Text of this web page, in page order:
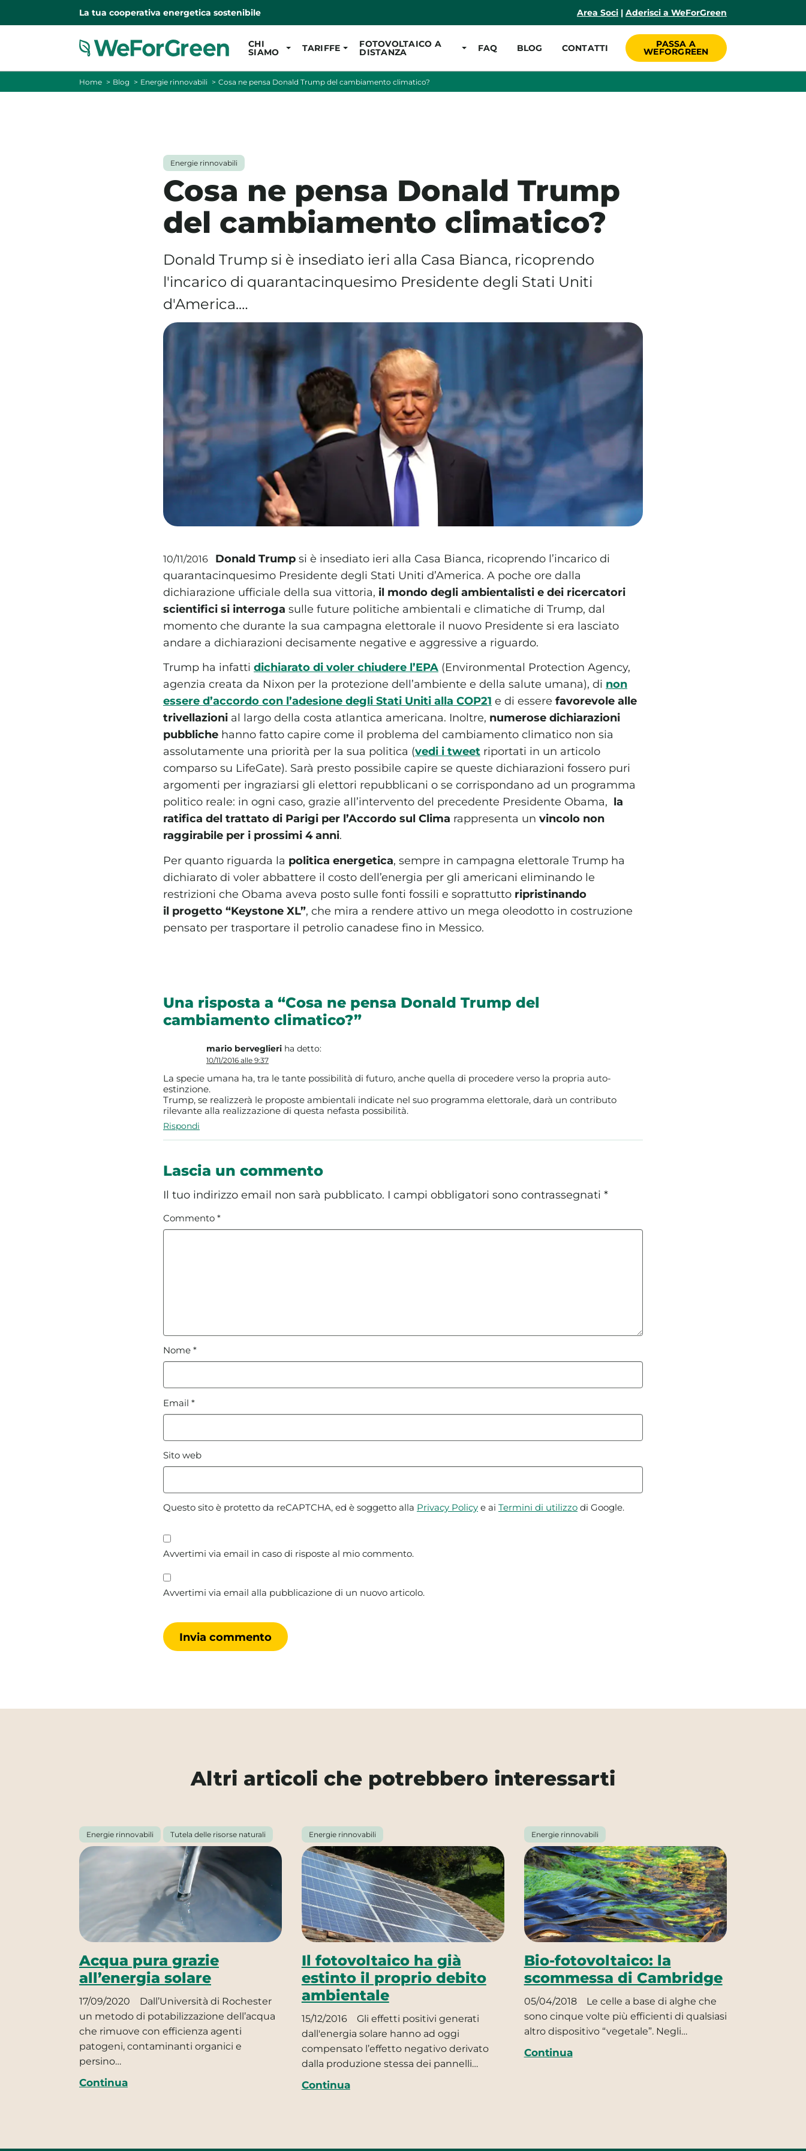
La tua cooperativa energetica sostenibile Area Soci | Aderisci a WeForGreen
CHI
SIAMO TARIFFE FOTOVOLTAICO A
DISTANZA FAQ BLOG CONTATTI
PASSA A
WEFORGREEN
Home Blog Energie rinnovabili Cosa ne pensa Donald Trump del cambiamento climatico?
Energie rinnovabili
Cosa ne pensa Donald Trump
del cambiamento climatico?
Donald Trump si è insediato ieri alla Casa Bianca, ricoprendo
l'incarico di quarantacinquesimo Presidente degli Stati Uniti
d'America.…
10/11/2016 Donald Trump si è insediato ieri alla Casa Bianca, ricoprendo l’incarico di
quarantacinquesimo Presidente degli Stati Uniti d’America. A poche ore dalla
dichiarazione ufficiale della sua vittoria, il mondo degli ambientalisti e dei ricercatori
scientifici si interroga sulle future politiche ambientali e climatiche di Trump, dal
momento che durante la sua campagna elettorale il nuovo Presidente si era lasciato
andare a dichiarazioni decisamente negative e aggressive a riguardo.
Trump ha infatti dichiarato di voler chiudere l’EPA (Environmental Protection Agency,
agenzia creata da Nixon per la protezione dell’ambiente e della salute umana), di non
essere d’accordo con l’adesione degli Stati Uniti alla COP21 e di essere favorevole alle
trivellazioni al largo della costa atlantica americana. Inoltre, numerose dichiarazioni
pubbliche hanno fatto capire come il problema del cambiamento climatico non sia
assolutamente una priorità per la sua politica (vedi i tweet riportati in un articolo
comparso su LifeGate). Sarà presto possibile capire se queste dichiarazioni fossero puri
argomenti per ingraziarsi gli elettori repubblicani o se corrispondano ad un programma
politico reale: in ogni caso, grazie all’intervento del precedente Presidente Obama, la
ratifica del trattato di Parigi per l’Accordo sul Clima rappresenta un vincolo non
raggirabile per i prossimi 4 anni.
Per quanto riguarda la politica energetica, sempre in campagna elettorale Trump ha
dichiarato di voler abbattere il costo dell’energia per gli americani eliminando le
restrizioni che Obama aveva posto sulle fonti fossili e soprattutto ripristinando
il progetto “Keystone XL”, che mira a rendere attivo un mega oleodotto in costruzione
pensato per trasportare il petrolio canadese fino in Messico.
Una risposta a “Cosa ne pensa Donald Trump del
cambiamento climatico?”
mario berveglieri ha detto:
10/11/2016 alle 9:37
La specie umana ha, tra le tante possibilità di futuro, anche quella di procedere verso la propria auto-
estinzione.
Trump, se realizzerà le proposte ambientali indicate nel suo programma elettorale, darà un contributo
rilevante alla realizzazione di questa nefasta possibilità.
Rispondi
Lascia un commento
Il tuo indirizzo email non sarà pubblicato. I campi obbligatori sono contrassegnati *
Commento *
Nome *
Email *
Sito web
Questo sito è protetto da reCAPTCHA, ed è soggetto alla Privacy Policy e ai Termini di utilizzo di Google.
Avvertimi via email in caso di risposte al mio commento.
Avvertimi via email alla pubblicazione di un nuovo articolo.
Altri articoli che potrebbero interessarti
Energie rinnovabili Tutela delle risorse naturali
Acqua pura grazie
all’energia solare
17/09/2020
Dall’Università di Rochester
un metodo di potabilizzazione dell’acqua
che rimuove con efficienza agenti
patogeni, contaminanti organici e
persino…
Continua
Energie rinnovabili
Il fotovoltaico ha già
estinto il proprio debito
ambientale
15/12/2016
Gli effetti positivi generati
dall'energia solare hanno ad oggi
compensato l’effetto negativo derivato
dalla produzione stessa dei pannelli…
Continua
Energie rinnovabili
Bio-fotovoltaico: la
scommessa di Cambridge
05/04/2018
Le celle a base di alghe che
sono cinque volte più efficienti di qualsiasi
altro dispositivo “vegetale”. Negli…
Continua